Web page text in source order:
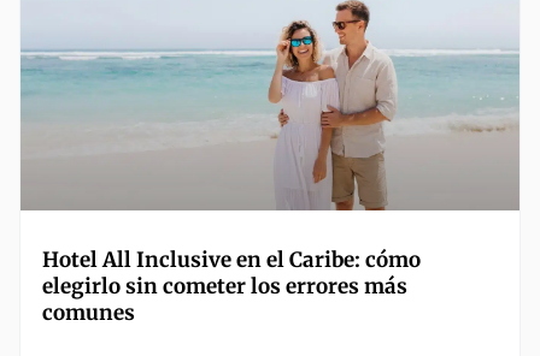
Hotel All Inclusive en el Caribe: cómo
elegirlo sin cometer los errores más
comunes